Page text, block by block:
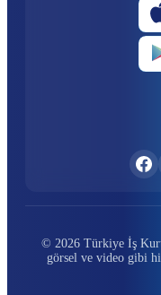
© 2026 Türkiye İş
görsel ve video gibi